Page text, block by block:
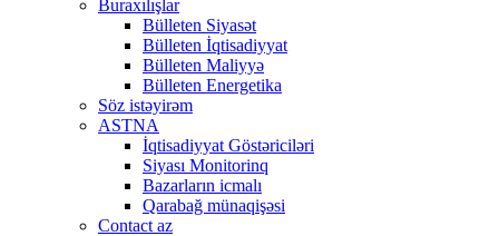
Buraxılışlar
Bülleten Siyasət
Bülleten İqtisadiyyat
Bülleten Maliyyə
Bülleten Energetika
Söz istəyirəm
ASTNA
İqtisadiyyat Göstəriciləri
Siyası Monitorinq
Bazarların icmalı
Qarabağ münaqişəsi
Contact az